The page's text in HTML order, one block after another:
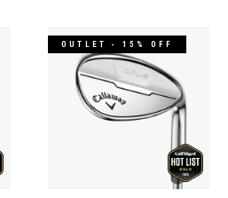
OUTLET - 15% OFF